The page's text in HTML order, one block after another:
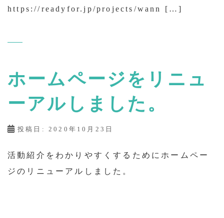
https://readyfor.jp/projects/wann […]
ホームページをリニュ
ーアルしました。
投稿日: 2020年10月23日
活動紹介をわかりやすくするためにホームペー
ジのリニューアルしました。